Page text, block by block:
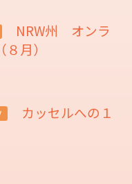
NRW州 オンラ
月）
カッセルへの１